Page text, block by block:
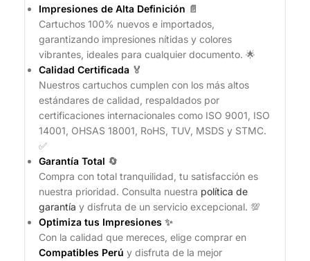
Impresiones de Alta Definición 📄
Cartuchos 100% nuevos e importados,
garantizando impresiones nítidas y colores
vibrantes, ideales para cualquier documento. 🌟
Calidad Certificada 🏅
Nuestros cartuchos cumplen con los más altos
estándares de calidad, respaldados por
certificaciones internacionales como ISO 9001, ISO
14001, OHSAS 18001, RoHS, TUV, MSDS y STMC.
✅
Garantía Total 🔄
Compra con total tranquilidad, tu satisfacción es
nuestra prioridad. Consulta nuestra política de
garantía y disfruta de un servicio excepcional. 💯
Optimiza tus Impresiones ✨
Con la calidad que mereces, elige comprar en
Compatibles Perú y disfruta de la mejor